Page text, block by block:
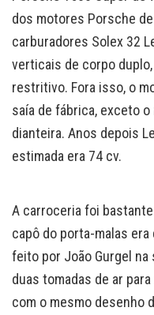
dos motores Porsche
carburadores Solex 32
verticais de corpo
restritivo. Fora isso, o
saía de fábrica, exceto
dianteira. Anos depois
estimada era 74 cv.
A carroceria foi
capô do porta-malas
feito por João Gurgel na
duas tomadas de ar
com o mesmo desenho